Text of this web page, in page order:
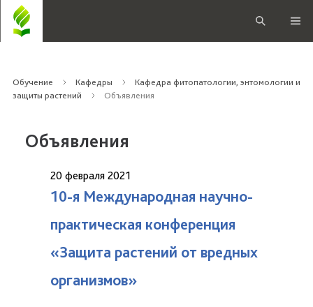
Обучение Кафедры
Кафедра фитопатологии, энтомологии и
защиты растений
Объявления
Объявления
20 февраля 2021
10-я Международная научно-
практическая конференция
«Защита растений от вредных
организмов»